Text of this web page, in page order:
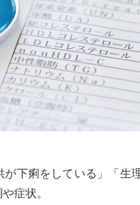
下痢をしている」「生
症状。